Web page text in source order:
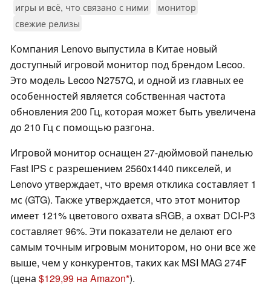
игры и всё, что связано с ними
монитор
свежие релизы
Компания Lenovo выпустила в Китае новый
доступный игровой монитор под брендом Lecoo.
Это модель Lecoo N2757Q, и одной из главных ее
особенностей является собственная частота
обновления 200 Гц, которая может быть увеличена
до 210 Гц с помощью разгона.
Игровой монитор оснащен 27-дюймовой панелью
Fast IPS с разрешением 2560x1440 пикселей, и
Lenovo утверждает, что время отклика составляет 1
мс (GTG). Также утверждается, что этот монитор
имеет 121% цветового охвата sRGB, а охват DCI-P3
составляет 96%. Эти показатели не делают его
самым точным игровым монитором, но они все же
выше, чем у конкурентов, таких как MSI MAG 274F
(цена $129,99 на Amazon ).